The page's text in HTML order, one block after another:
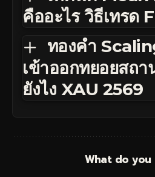
คืออะไร วิธีเทรด
ทองคำ
เข้าออกทยอยสถา
ยังไง XAU 2569
What do you